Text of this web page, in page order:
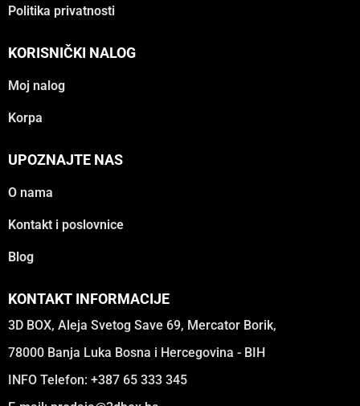
Politika privatnosti
KORISNIČKI NALOG
Moj nalog
Korpa
UPOZNAJTE NAS
O nama
Kontakt i poslovnice
Blog
KONTAKT INFORMACIJE
3D BOX, Aleja Svetog Save 69, Mercator Borik,
78000 Banja Luka Bosna i Hercegovina - BIH
INFO Telefon: +387 65 333 345